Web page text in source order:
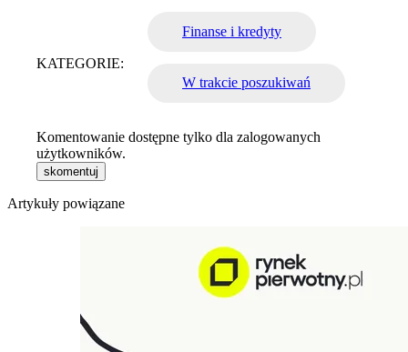
KATEGORIE:
Finanse i kredyty
W trakcie poszukiwań
Komentowanie dostępne tylko dla zalogowanych
użytkowników.
skomentuj
Artykuły powiązane